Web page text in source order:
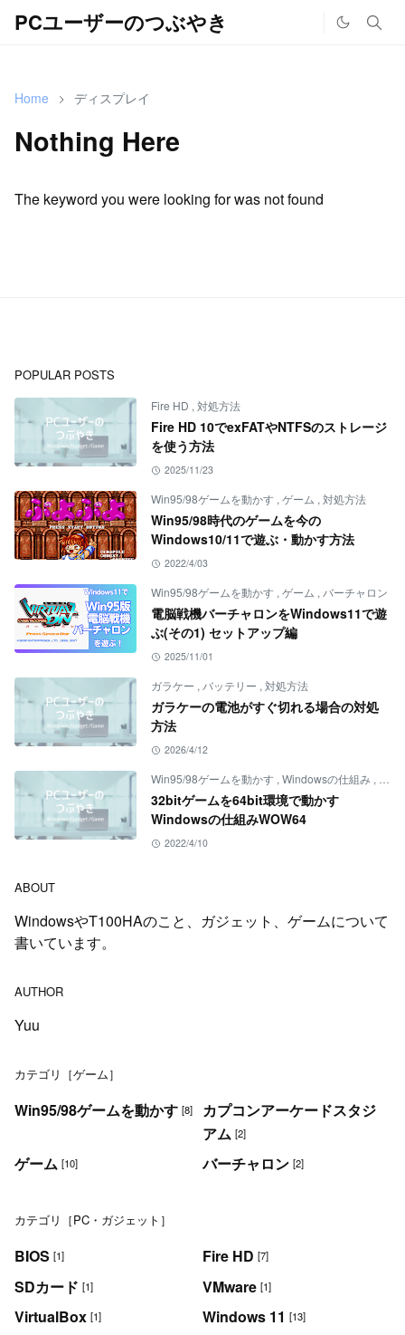
PCユーザーのつぶやき
Home ディスプレイ
Nothing Here
The keyword you were looking for was not found
POPULAR POSTS
Fire HD , 対処方法
Fire HD 10でexFATやNTFSのストレージ
を使う方法
2025/11/23
Win95/98ゲームを動かす , ゲーム , 対処方法
Win95/98時代のゲームを今の
Windows10/11で遊ぶ・動かす方法
2022/4/03
Win95/98ゲームを動かす , ゲーム , バーチャロン
電脳戦機バーチャロンをWindows11で遊
ぶ(その1) セットアップ編
2025/11/01
ガラケー , バッテリー , 対処方法
ガラケーの電池がすぐ切れる場合の対処
方法
2026/4/12
Win95/98ゲームを動かす , Windowsの仕組み ,
32bitゲームを64bit環境で動かす
Windowsの仕組みWOW64
2022/4/10
ABOUT
WindowsやT100HAのこと、ガジェット、ゲームについて
書いています。
AUTHOR
Yuu
カテゴリ［ゲーム］
Win95/98ゲームを動かす [8]
カプコンアーケードスタジ
アム [2]
ゲーム [10] バーチャロン [2]
カテゴリ［PC・ガジェット］
BIOS [1] Fire HD [7]
SDカード [1] VMware [1]
VirtualBox [1] Windows 11 [13]